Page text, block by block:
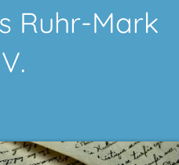
Ruhr-Mark